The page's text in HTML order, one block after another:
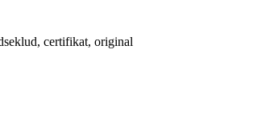
certifikat, original